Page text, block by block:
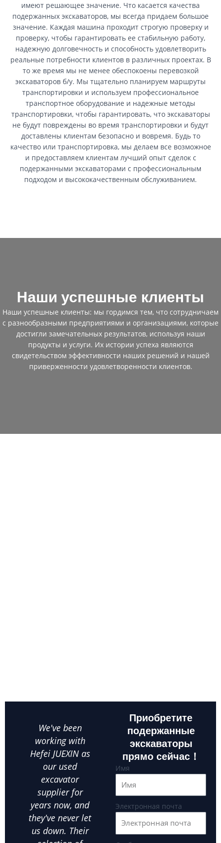
имеют решающее значение. Что касается качества
подержанных экскаваторов, мы всегда придаем большое
значение. Каждая машина проходит строгую проверку и
проверку, чтобы гарантировать ее стабильную работу,
надежную долговечность и способность удовлетворить
реальные потребности клиентов в различных проектах. В
то же время мы не менее обеспокоены перевозкой
экскаваторов б/у. Мы тщательно планируем маршруты
транспортировки и используем профессиональное
транспортное оборудование и надежные методы
транспортировки, чтобы гарантировать, что экскаваторы
не будут повреждены во время транспортировки и будут
доставлены клиентам безопасно и вовремя. Будь то
качество или транспортировка, мы делаем все возможное
и предоставляем клиентам лучший опыт сделок с
подержанными экскаваторами с профессиональным
подходом и высококачественным обслуживанием.
Наши успешные клиенты
Наши успешные клиенты: мы гордимся тем, что сотрудничаем
с разнообразными предприятиями и организациями, которые
достигли замечательных результатов, используя наши
продукты и услуги. Их истории успеха являются
свидетельством эффективности наших решений и нашей
приверженности удовлетворенности клиентов.
We've been
working with
Hefei JUEXIN as
our used
excavator
supplier for
years now, and
they've never let
us down. Their
As a small
business owner,
finding reliable
equipment at an
JUEXIN has been
our go-to used
excavator
Приобретите
подержанные
экскаваторы
прямо сейчас！
Имя
Электронная почта